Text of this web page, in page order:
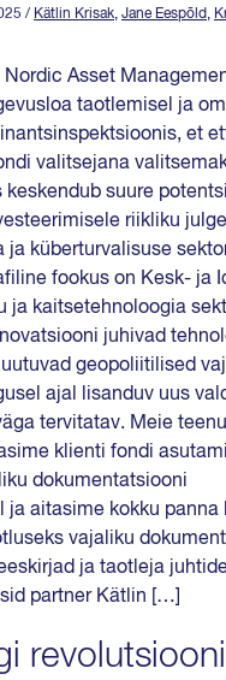
/ Kätlin Krisak, Jane Eespõld,
Asset
taotlemisel ja
et
valitsejana
keskendub suure
riikliku
ja küberturvalisuse
fookus on Kesk- ja
ja kaitsetehnoloogia
juhivad
geopoliitilised
ajal lisanduv uus
tervitatav. Meie
klienti fondi
dokumentatsiooni
ja aitasime kokku panna
vajaliku
ja taotleja
partner Kätlin […]